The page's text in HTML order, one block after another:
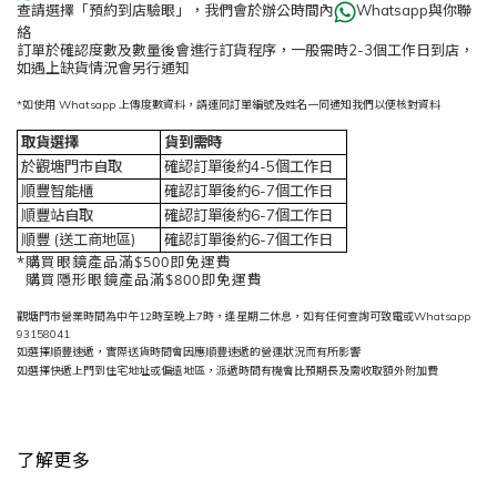
查請選擇「預約到店驗眼」，我們會於辦公時間內
Whatsapp與你聯
絡
訂單於確認度數及數量後會進行訂貨程序，一般需時2-3個工作日到店，
如遇上缺貨情況會另行通知
*如使用 Whatsapp 上傳度數資料，請連同訂單編號及姓名一同通知我們以便核對資料
取貨選擇
貨到需時
於觀塘門市自取
確認訂單後約4-5個工作日
順豐智能櫃
確認訂單後約6-7個工作日
順豐站自取
確認訂單後約6-7個工作日
順豐 (送工商地區)
確認訂單後約6-7個工作日
*購買眼鏡產品滿$500即免運費
購買隱形眼鏡產品滿$800即免運費
觀塘門市營業時間為中午12時至晚上7時，逢星期二休息，如有任何查詢可致電或Whatsapp
93158041
如選擇順豐速遞，實際送貨時間會因應順豐速遞的營運狀況而有所影響
如選擇快遞上門到住宅地址或偏遠地區，派遞時間有機會比預期長及需收取額外附加費
了解更多